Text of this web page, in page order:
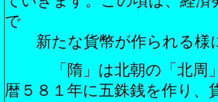
で
新たな貨幣が作られる様
「隋」は北朝の「北周」
暦５８１年に五銖銭を作り、